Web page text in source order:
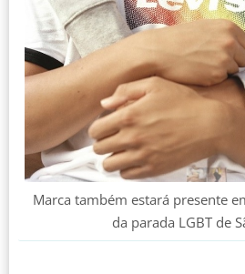
Marca também estará presente
da parada LGBT de